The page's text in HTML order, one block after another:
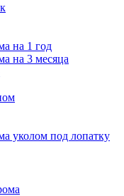
на 1 год
на 3 месяца
уколом под лопатку